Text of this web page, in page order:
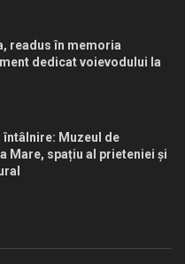
readus în memoria
dedicat voievodului la
Muzeul de
Mare, spațiu al prieteniei și